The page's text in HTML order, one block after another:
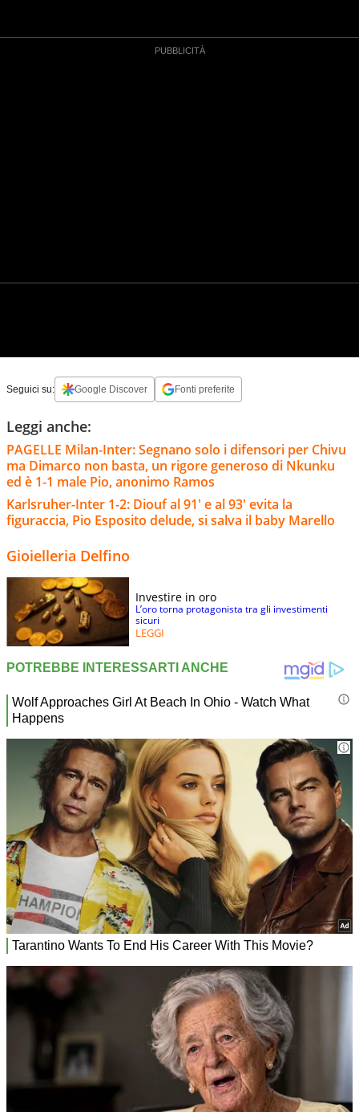
Seguici su: Google Discover Fonti preferite
Leggi anche:
PAGELLE Milan-Inter: Segnano solo i difensori per Chivu
ma Dimarco non basta, un rigore generoso di Nkunku
ed è 1-1 male Pio, anonimo Ramos
Karlsruher-Inter 1-2: Diouf al 91' e al 93' evita la
figuraccia, Pio Esposito delude, si salva il baby Marello
Gioielleria Delfino
Investire in oro
L’oro torna protagonista tra gli investimenti
sicuri
LEGGI